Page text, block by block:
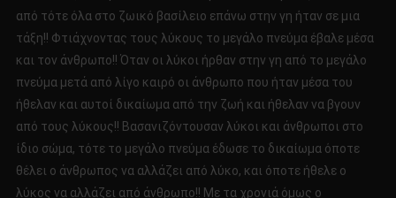
από τότε όλα στο ζωικό βασίλειο επάνω στην γη ήταν σε μια
τάξη!! Φτιάχνοντας τους λύκους το μεγάλο πνεύμα έβαλε μέσα
και τον άνθρωπο!! Όταν οι λύκοι ήρθαν στην γη από το μεγάλο
πνεύμα μετά από λίγο καιρό οι άνθρωπο που ήταν μέσα του
ήθελαν και αυτοί δικαίωμα από την ζωή και ήθελαν να βγουν
από τους λύκους!! Βασανιζόντουσαν λύκοι και άνθρωποι στο
ίδιο σώμα, τότε το μεγάλο πνεύμα έδωσε το δικαίωμα όποτε
θέλει ο άνθρωπος να αλλάζει από λύκο, και όποτε ήθελε ο
λύκος να αλλάζει από άνθρωπο!! Με τα χρονιά όμως ο